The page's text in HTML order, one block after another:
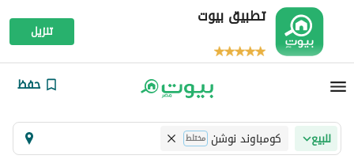
تطبيق بيوت
تنزيل
حفظ
للبيع كومباوند نوشن مختلط